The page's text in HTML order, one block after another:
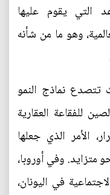
التي يقوم عليها
وهو ما من شأنه
نماذج النمو
للفقاعة العقارية
الأمر الذي جعلها
وفي أوروبا،
في اليونان،